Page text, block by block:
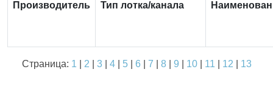
Производитель Тип лотка/канала
Страница: 1 2 3| 4| 5| 6 7 8| 9 10| 11 12 13